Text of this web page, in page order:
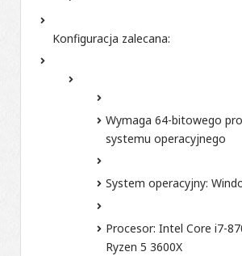
Konfiguracja zalecana:
Wymaga 64-bitowego
systemu operacyjnego
System operacyjny:
Procesor: Intel Core i7-
Ryzen 5 3600X